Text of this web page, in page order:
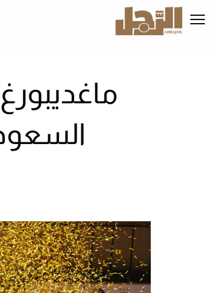
إلى
المحتوى
السعودية 2023